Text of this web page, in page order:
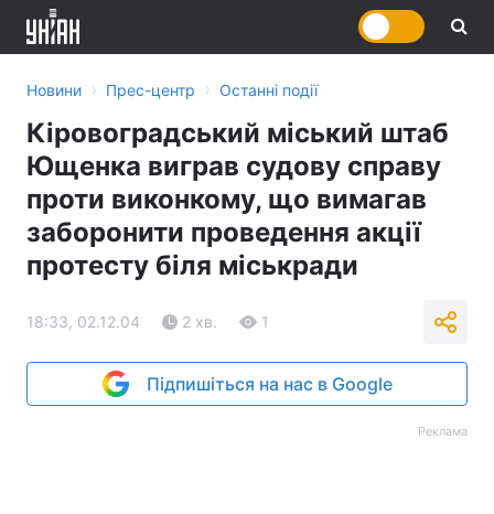
Новини › Прес-центр › Останні події
Кіровоградський міський штаб
Ющенка виграв судову справу
проти виконкому, що вимагав
заборонити проведення акції
протесту біля міськради
18:33, 02.12.04 2 хв. 1
Підпишіться на нас в Google
Реклама